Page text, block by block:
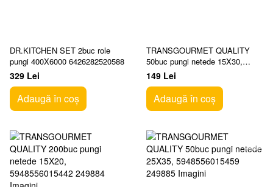
DR.KITCHEN SET 2buc role
pungi 400X6000 6426282520588
329 Lei
Adaugă în coș
TRANSGOURMET QUALITY
50buc pungi netede 15X30,
5948556015381
149 Lei
Adaugă în coș